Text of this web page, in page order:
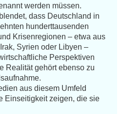
werden müssen.
dass Deutschland in
hunderttausenden
Krisenregionen – etwa aus
Syrien oder Libyen –
Perspektiven
Realität gehört ebenso zu
aus diesem Umfeld
Einseitigkeit zeigen, die sie